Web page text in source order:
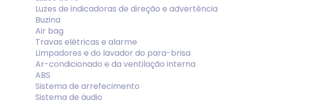
Luzes de indicadoras de direção e advertência
Buzina
Air bag
Travas elétricas e alarme
Limpadores e do lavador do para-brisa
Ar-condicionado e da ventilação interna
ABS
Sistema de arrefecimento
Sistema de áudio